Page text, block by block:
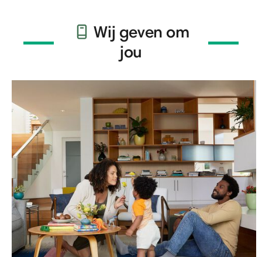
Wij geven om
jou